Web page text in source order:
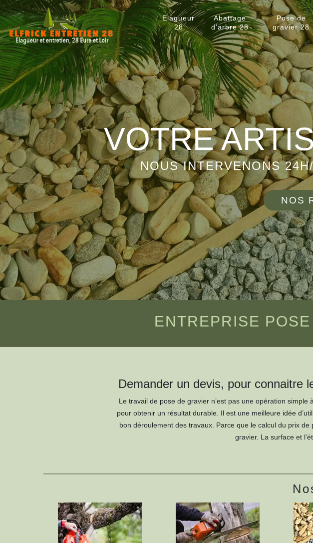
Elagueur
28
Abattage
d'arbre 28
Pose de
gravier 28
VOTRE
NOUS INTERVENONS
NOS
ENTREPRISE
Demander un devis, pour connaitre
Le travail de pose de gravier n’est pas une opération
pour obtenir un résultat durable. Il est une meilleure idée
bon déroulement des travaux. Parce que le calcul du prix
gravier. La surface et